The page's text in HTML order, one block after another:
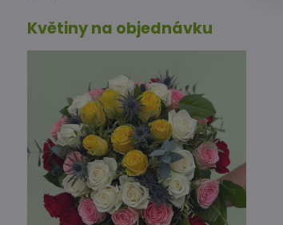
Květiny na objednávku